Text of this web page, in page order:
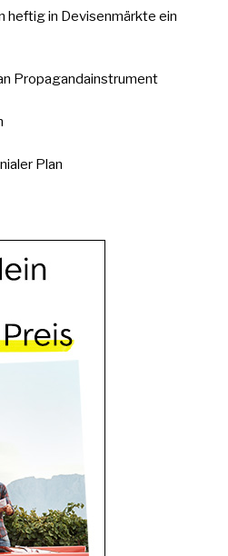
heftig in Devisenmärkte ein
Propagandainstrument
Plan